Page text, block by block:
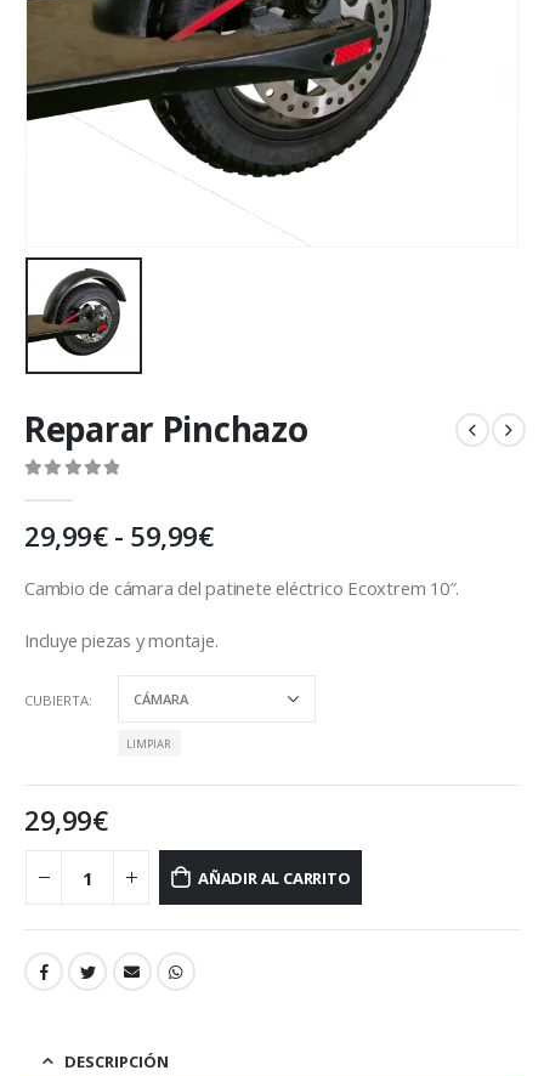
Reparar Pinchazo
29,99€ - 59,99€Rango
precios:
29,99€
59,99€
Cambio de cámara del patinete eléctrico Ecoxtrem 10″.
Incluye piezas y montaje.
CUBIERTA
LIMPIAR
29,99€
AÑADIR AL CARRITO
DESCRIPCIÓN